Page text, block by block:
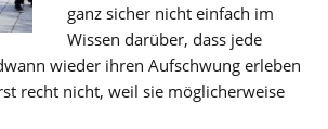
ganz sicher nicht einfach im
Wissen darüber, dass jede
wieder ihren Aufschwung erleben
recht nicht, weil sie möglicherweise